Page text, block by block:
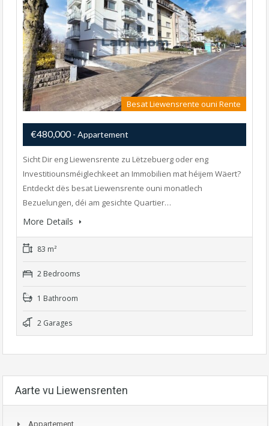
Besat Liewensrente ouni Rente
€480,000- Appartement
Sicht Dir eng Liewensrente zu Lëtzebuerg oder eng
Investitiounsméiglechkeet an Immobilien mat héijem Wäert?
Entdeckt dës besat Liewensrente ouni monatlech
Bezuelungen, déi am gesichte Quartier…
More Details
83 m²
2 Bedrooms
1 Bathroom
2 Garages
Aarte vu Liewensrenten
Appartement